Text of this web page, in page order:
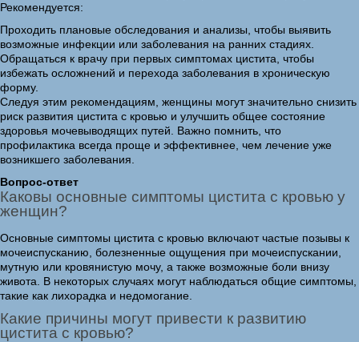
Рекомендуется:
Проходить плановые обследования и анализы, чтобы выявить
возможные инфекции или заболевания на ранних стадиях.
Обращаться к врачу при первых симптомах цистита, чтобы
избежать осложнений и перехода заболевания в хроническую
форму.
Следуя этим рекомендациям, женщины могут значительно снизить
риск развития цистита с кровью и улучшить общее состояние
здоровья мочевыводящих путей. Важно помнить, что
профилактика всегда проще и эффективнее, чем лечение уже
возникшего заболевания.
Вопрос-ответ
Каковы основные симптомы цистита с кровью у
женщин?
Основные симптомы цистита с кровью включают частые позывы к
мочеиспусканию, болезненные ощущения при мочеиспускании,
мутную или кровянистую мочу, а также возможные боли внизу
живота. В некоторых случаях могут наблюдаться общие симптомы,
такие как лихорадка и недомогание.
Какие причины могут привести к развитию
цистита с кровью?